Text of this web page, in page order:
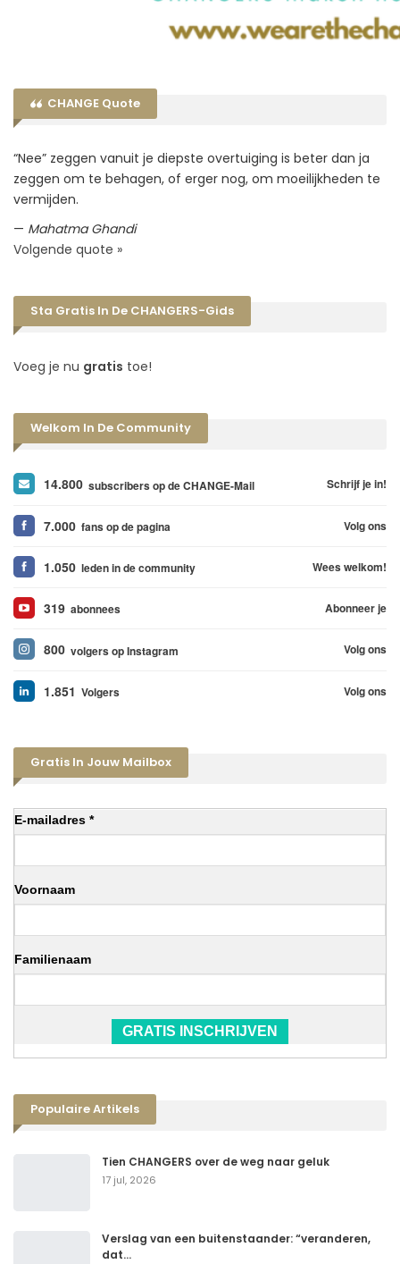
CHANGE Quote
“Nee” zeggen vanuit je diepste overtuiging is beter dan ja
zeggen om te behagen, of erger nog, om moeilijkheden te
vermijden.
— Mahatma Ghandi
Volgende quote »
Sta Gratis In De CHANGERS-Gids
Voeg je nu gratis toe!
Welkom In De Community
14.800 subscribers op de CHANGE-Mail Schrijf je in!
7.000 fans op de pagina Volg ons
1.050 leden in de community Wees welkom!
319 abonnees Abonneer je
800 volgers op Instagram Volg ons
1.851 Volgers Volg ons
Gratis In Jouw Mailbox
E-mailadres *
Voornaam
Familienaam
GRATIS INSCHRIJVEN
Populaire Artikels
Tien CHANGERS over de weg naar geluk
17 jul, 2026
Verslag van een buitenstaander: “veranderen,
dat…